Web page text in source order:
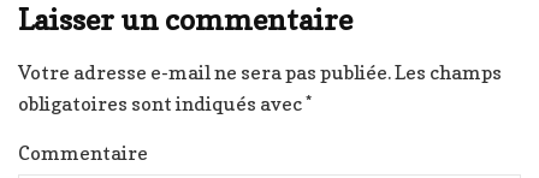
Laisser un commentaire
Votre adresse e-mail ne sera pas publiée.Les champs
obligatoires sont indiqués avec*
Commentaire